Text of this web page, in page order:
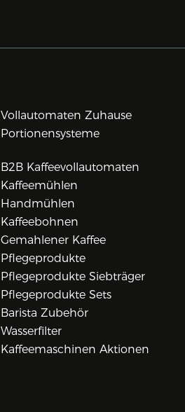
Vollautomaten Zuhause
Portionensysteme
B2B Kaffeevollautomaten
Kaffeemühlen
Handmühlen
Kaffeebohnen
Gemahlener Kaffee
Pflegeprodukte
Pflegeprodukte Siebträger
Pflegeprodukte Sets
Barista Zubehör
Wasserfilter
Kaffeemaschinen Aktionen